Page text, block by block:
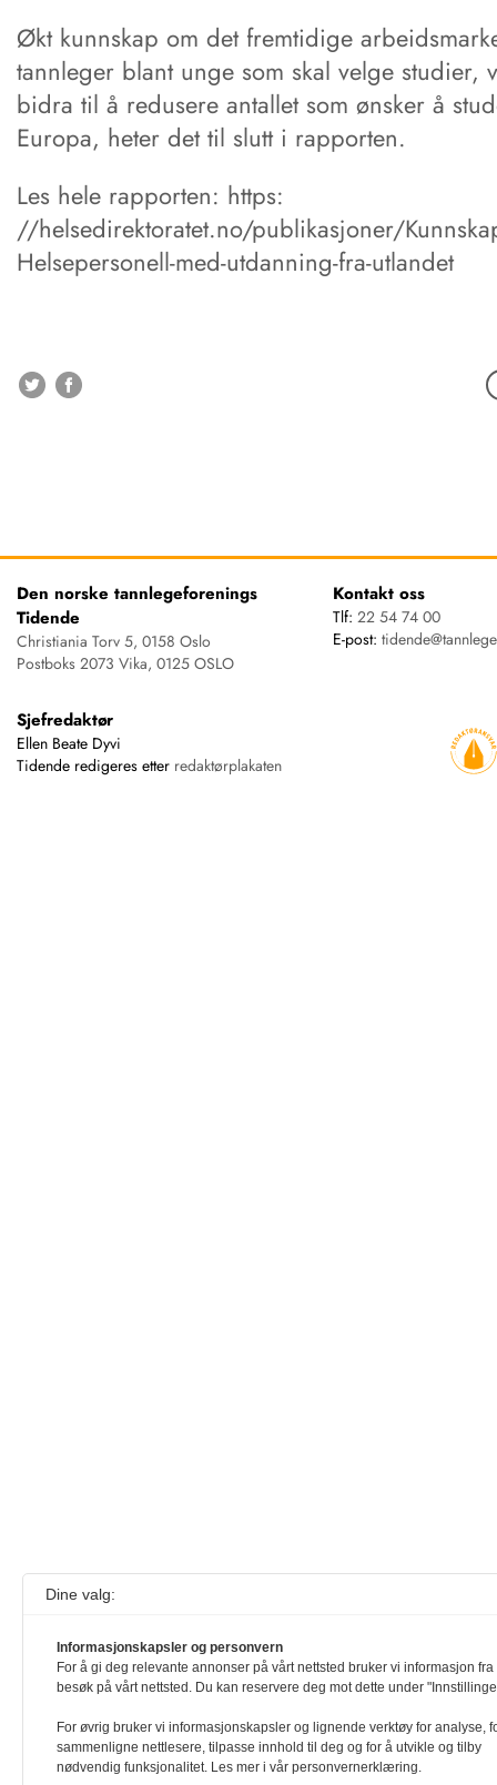
Økt kunnskap om det fremtidige
tannleger blant unge som skal velge studier,
bidra til å redusere antallet som ønsker å
Europa, heter det til slutt i rapporten.
Les hele rapporten: https:
//helsedirektoratet.no/publikasjoner/
Helsepersonell-med-utdanning-fra-utlandet
Den norske tannlegeforenings
Tidende
Christiania Torv 5, 0158 Oslo
Postboks 2073 Vika, 0125 OSLO
Kontakt oss
Tlf: 22 54 74 00
E-post:
Sjefredaktør
Ellen Beate Dyvi
Tidende redigeres etter redaktørplakaten
Dine valg:
Informasjonskapsler og personvern
For å gi deg relevante annonser på vårt nettsted bruker vi informasjon fra
besøk på vårt nettsted. Du kan reservere deg mot dette under
For øvrig bruker vi informasjonskapsler og lignende verktøy for analyse,
sammenligne nettlesere, tilpasse innhold til deg og for å utvikle og tilby
nødvendig funksjonalitet. Les mer i vår personvernerklæring.